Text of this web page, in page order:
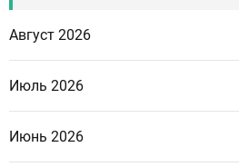
Август 2026
Июль 2026
Июнь 2026